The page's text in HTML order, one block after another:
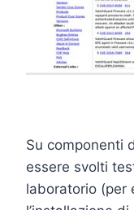
Su componenti
essere svolti
laboratorio (per